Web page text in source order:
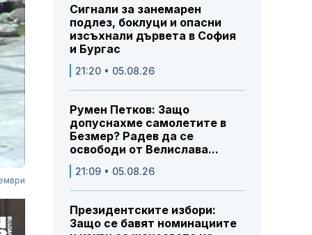
Сигнали за занемарен
подлез, боклуци и опасни
изсъхнали дървета в София
и Бургас
21:20 • 05.08.26
Румен Петков: Защо
допуснахме самолетите в
Безмер? Радев да се
освободи от Велислава...
21:09 • 05.08.26
Президентските избори:
Защо се бавят номинациите